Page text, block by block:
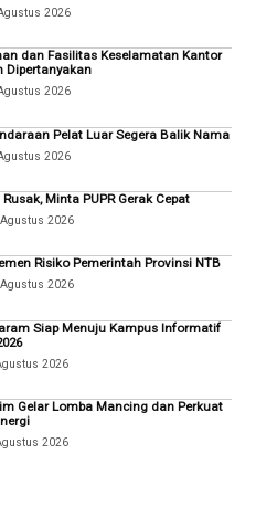
2026
dan Fasilitas Keselamatan Kantor
Dipertanyakan
2026
Pelat Luar Segera Balik Nama
2026
Minta PUPR Gerak Cepat
2026
Risiko Pemerintah Provinsi NTB
2026
Siap Menuju Kampus Informatif
2026
Gelar Lomba Mancing dan Perkuat
2026